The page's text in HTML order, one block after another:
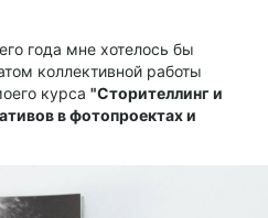
года мне хотелось бы
коллективной работы
курса "Сторителлинг и
в фотопроектах и